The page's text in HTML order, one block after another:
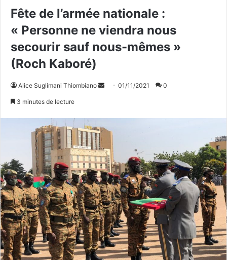
Fête de l’armée nationale :
« Personne ne viendra nous
secourir sauf nous-mêmes »
(Roch Kaboré)
Alice Suglimani Thiombiano
r
u
n
c
o
u
r
r
i
01/11/2021 0
3 minutes de lecture